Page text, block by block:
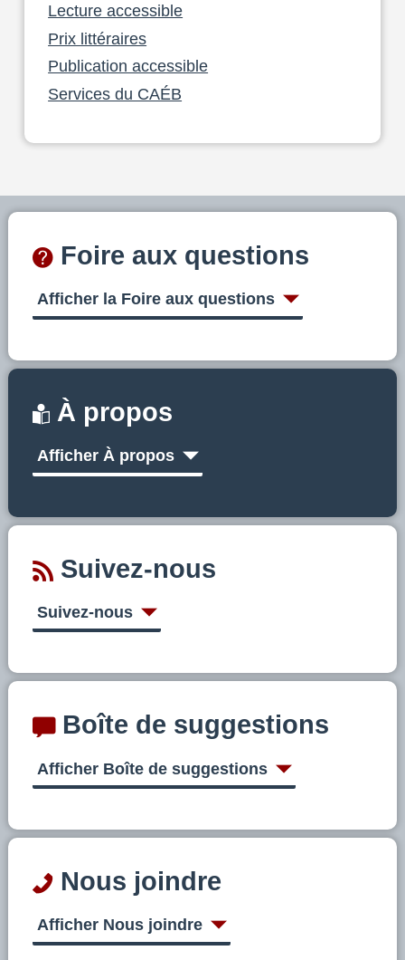
Lecture accessible
Prix littéraires
Publication accessible
Services du CAÉB
Foire aux questions
Afficher la Foire aux questions
À propos
Afficher À propos
Suivez-nous
Suivez-nous
Boîte de suggestions
Afficher Boîte de suggestions
Nous joindre
Afficher Nous joindre